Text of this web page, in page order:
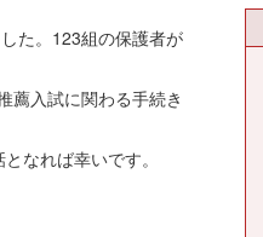
た。123組の保護者が
入試に関わる手続き
なれば幸いです。